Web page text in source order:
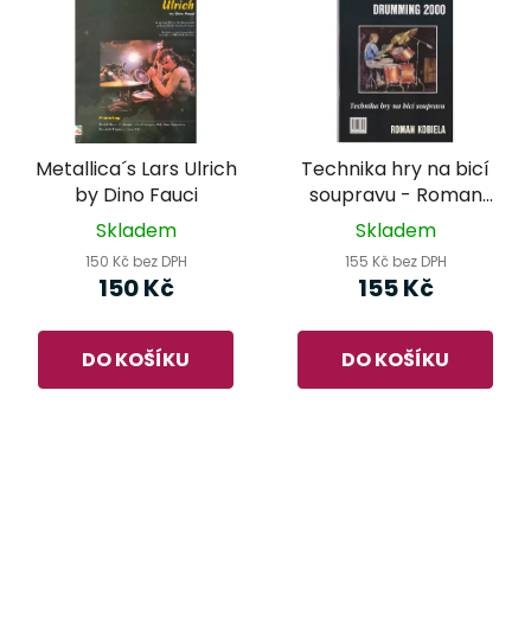
Metallica´s Lars Ulrich
by Dino Fauci
Skladem
150 Kč bez DPH
150 Kč
DO KOŠÍKU
Technika hry na bicí
soupravu - Roman
Kobiela
Skladem
155 Kč bez DPH
155 Kč
DO KOŠÍKU